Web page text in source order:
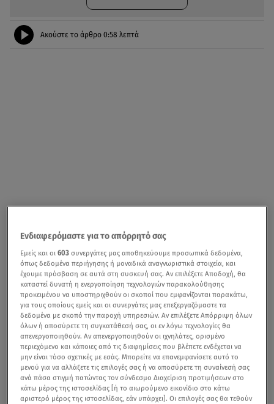
Ακούστε το άρθρο 0:58 λεπτά
Ενδιαφερόμαστε για το απόρρητό σας
Εμείς και οι603 συνεργάτες μας αποθηκεύουμε προσωπικά δεδομένα,
όπως δεδομένα περιήγησης ή μοναδικά αναγνωριστικά στοιχεία, και
έχουμε πρόσβαση σε αυτά στη συσκευή σας. Αν επιλέξετε Αποδοχή, θα
καταστεί δυνατή η ενεργοποίηση τεχνολογιών παρακολούθησης
προκειμένου να υποστηριχθούν οι σκοποί που εμφανίζονται παρακάτω,
για τους οποίους εμείς και οι συνεργάτες μας επεξεργαζόμαστε τα
δεδομένα με σκοπό την παροχή υπηρεσιών. Αν επιλέξετε Απόρριψη όλων
όλων ή αποσύρετε τη συγκατάθεσή σας, οι εν λόγω τεχνολογίες θα
απενεργοποιηθούν. Αν απενεργοποιηθούν οι ιχνηλάτες, ορισμένο
περιεχόμενο και κάποιες από τις διαφημίσεις που βλέπετε ενδέχεται να
μην είναι τόσο σχετικές με εσάς. Μπορείτε να επανεμφανίσετε αυτό το
μενού για να αλλάξετε τις επιλογές σας ή να αποσύρετε τη συναίνεσή σας
ανά πάσα στιγμή πατώντας τον σύνδεσμο Διαχείριση προτιμήσεων στο
κάτω μέρος της ιστοσελίδας [ή το αιωρούμενο εικονίδιο στο κάτω
αριστερό μέρος της ιστοσελίδας, εάν υπάρχει]. Οι επιλογές σας θα τεθούν